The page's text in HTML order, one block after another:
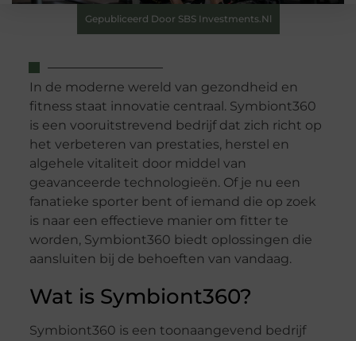
Gepubliceerd Door SBS Investments.nl
In de moderne wereld van gezondheid en
fitness staat innovatie centraal. Symbiont360
is een vooruitstrevend bedrijf dat zich richt op
het verbeteren van prestaties, herstel en
algehele vitaliteit door middel van
geavanceerde technologieën. Of je nu een
fanatieke sporter bent of iemand die op zoek
is naar een effectieve manier om fitter te
worden, Symbiont360 biedt oplossingen die
aansluiten bij de behoeften van vandaag.
Wat is Symbiont360?
Symbiont360 is een toonaangevend bedrijf